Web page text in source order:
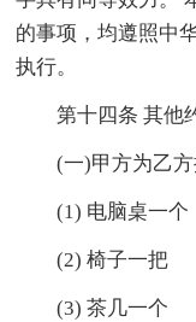
的事项，均遵照中
执行。
第十四条 其他
(一)甲方为乙
(1) 电脑桌一个
(2) 椅子一把
(3) 茶几一个